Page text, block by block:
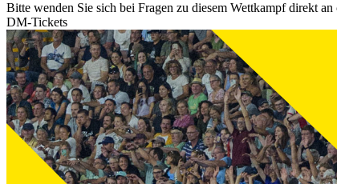
Bitte wenden Sie sich bei Fragen zu diesem Wettkampf direkt
DM-Tickets